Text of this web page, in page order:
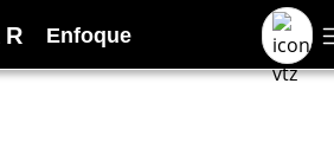
R Enfoque